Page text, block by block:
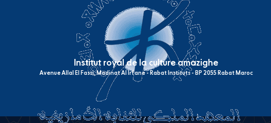
Institut royal de la culture amazighe
Avenue Allal El Fassi, Madinat Al Irfane - Rabat Instituts - BP 2055 Rabat Maroc